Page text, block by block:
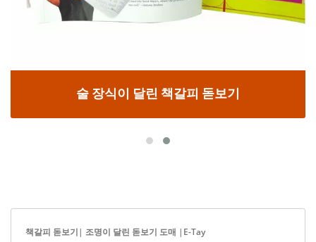
술 장식이 달린 책갈피 돋보기
책갈피 돋보기| 조명이 달린 돋보기 도매 |E-Tay